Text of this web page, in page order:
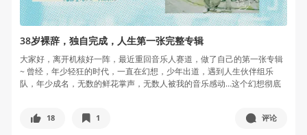
38岁裸辞，独自完成，人生第一张完整专辑
大家好，离开机核好一阵，最近重回音乐人赛道，做了自己的第一张专辑
~ 曾经，年少轻狂的时代，一直在幻想，少年出道，遇到人生伙伴组乐
队，年少成名，无数的鲜花掌声，无数人被我的音乐感动…这个幻想彻底
18 1 评论